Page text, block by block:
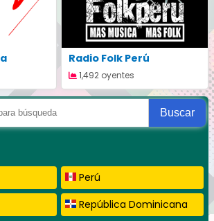
Radio Folk Perú
1,492 oyentes
Buscar
Perú
República Dominicana